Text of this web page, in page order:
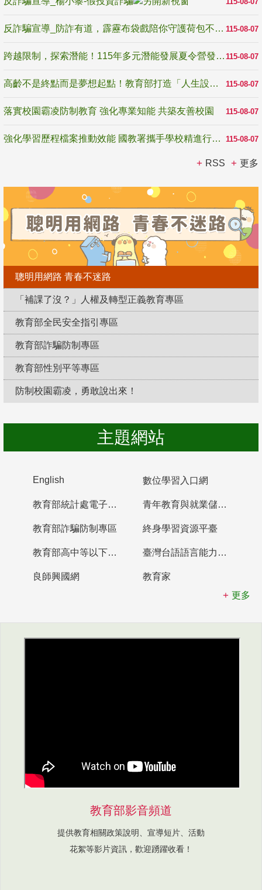
115-08-07
反詐騙宣導_防詐有道，霹靂布袋戲陪你守護荷包不受騙
115-08-07
跨越限制，探索潛能！115年多元潛能發展夏令營發掘生命無限可能
115-08-07
高齡不是終點而是夢想起點！教育部打造「人生設計夢工場」 參展第3屆高齡健康產業博覽會
115-08-07
落實校園霸凌防制教育 強化專業知能 共築友善校園
115-08-07
強化學習歷程檔案推動效能 國教署攜手學校精進行政與教學支持
RSS 更多
聰明用網路 青春不迷路
「補課了沒？」人權及轉型正義教育專區
教育部全民安全指引專區
教育部詐騙防制專區
教育部性別平等專區
防制校園霸凌，勇敢說出來！
主題網站
English 數位學習入口網
教育部統計處電子書櫃 青年教育與就業儲蓄帳戶
教育部詐騙防制專區 終身學習資源平臺
教育部高中等以下學校及幼兒園教師資格檢定考試 臺灣台語語言能力認證網站
良師興國網
教育家
更多
教育部影音頻道
提供教育相關政策說明、宣導短片、活動
花絮等影片資訊，歡迎踴躍收看！